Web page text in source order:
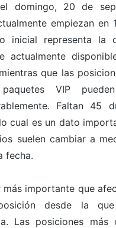
domingo, 20 de
empiezan en
inicial representa la
actualmente
que las
VIP pueden
Faltan 45
cual es un dato
suelen cambiar a
fecha.
más importante que
desde la
Las posiciones más